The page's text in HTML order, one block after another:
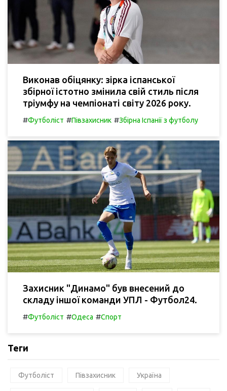
Виконав обіцянку: зірка іспанської
збірної істотно змінила свій стиль після
тріумфу на чемпіонаті світу 2026 року.
#Футболіст #Півзахисник #Збірна Іспанії з футболу
Захисник "Динамо" був внесений до
складу іншої команди УПЛ - Футбол24.
#Футболіст #Одеса #Спорт
Теги
Футболіст Півзахисник Україна